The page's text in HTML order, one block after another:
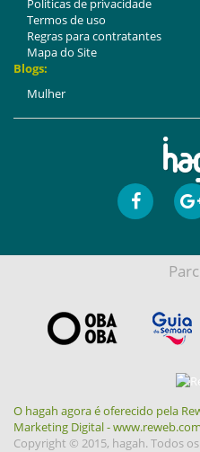
Politicas de privacidade
Termos de uso
Regras para contratantes
Mapa do Site
Blogs:
Mulher
O hagah agora é oferecido pela
Marketing Digital -
Copyright © 2015, hagah. Todos